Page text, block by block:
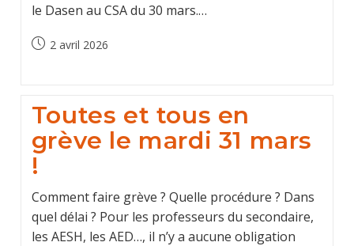
le Dasen au CSA du 30 mars.…
Post2 avril 2026
Toutes et tous en
grève le mardi 31 mars
!
Comment faire grève ? Quelle procédure ? Dans
quel délai ? Pour les professeurs du secondaire,
les AESH, les AED…, il n’y a aucune obligation